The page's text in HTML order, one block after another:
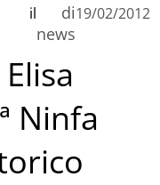
di
news
il 19/02/2012
Ninfa